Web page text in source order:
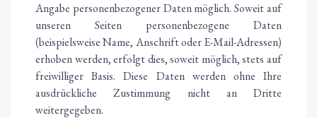
Angabe personenbezogener Daten möglich. Soweit auf
unseren Seiten personenbezogene Daten
(beispielsweise Name, Anschrift oder E-Mail-Adressen)
erhoben werden, erfolgt dies, soweit möglich, stets auf
freiwilliger Basis. Diese Daten werden ohne Ihre
ausdrückliche Zustimmung nicht an Dritte
weitergegeben.